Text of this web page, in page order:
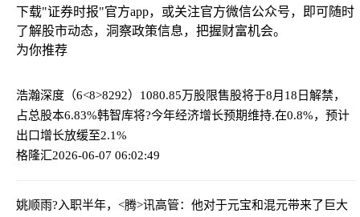
下载"证券时报"官方app，或关注官方微信公众号，即可随时
了解股市动态，洞察政策信息，把握财富机会。
为你推荐
浩瀚深度（6<8>8292）1080.85万股限售股将于8月18日解禁，
占总股本6.83%韩智库将?今年经济增长预期维持.在0.8%，预计
出口增长放缓至2.1%
格隆汇2026-06-07 06:02:49
姚顺雨?入职半年，<腾>讯高管：他对于元宝和混元带来了巨大